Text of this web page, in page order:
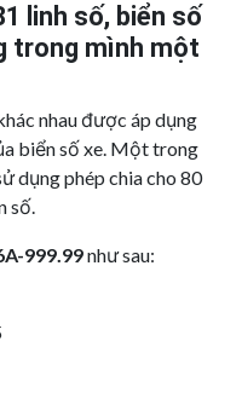
linh số, biển số
trong mình một
nhau được áp dụng
biển số xe. Một trong
dụng phép chia cho 80
số.
999.99như sau: